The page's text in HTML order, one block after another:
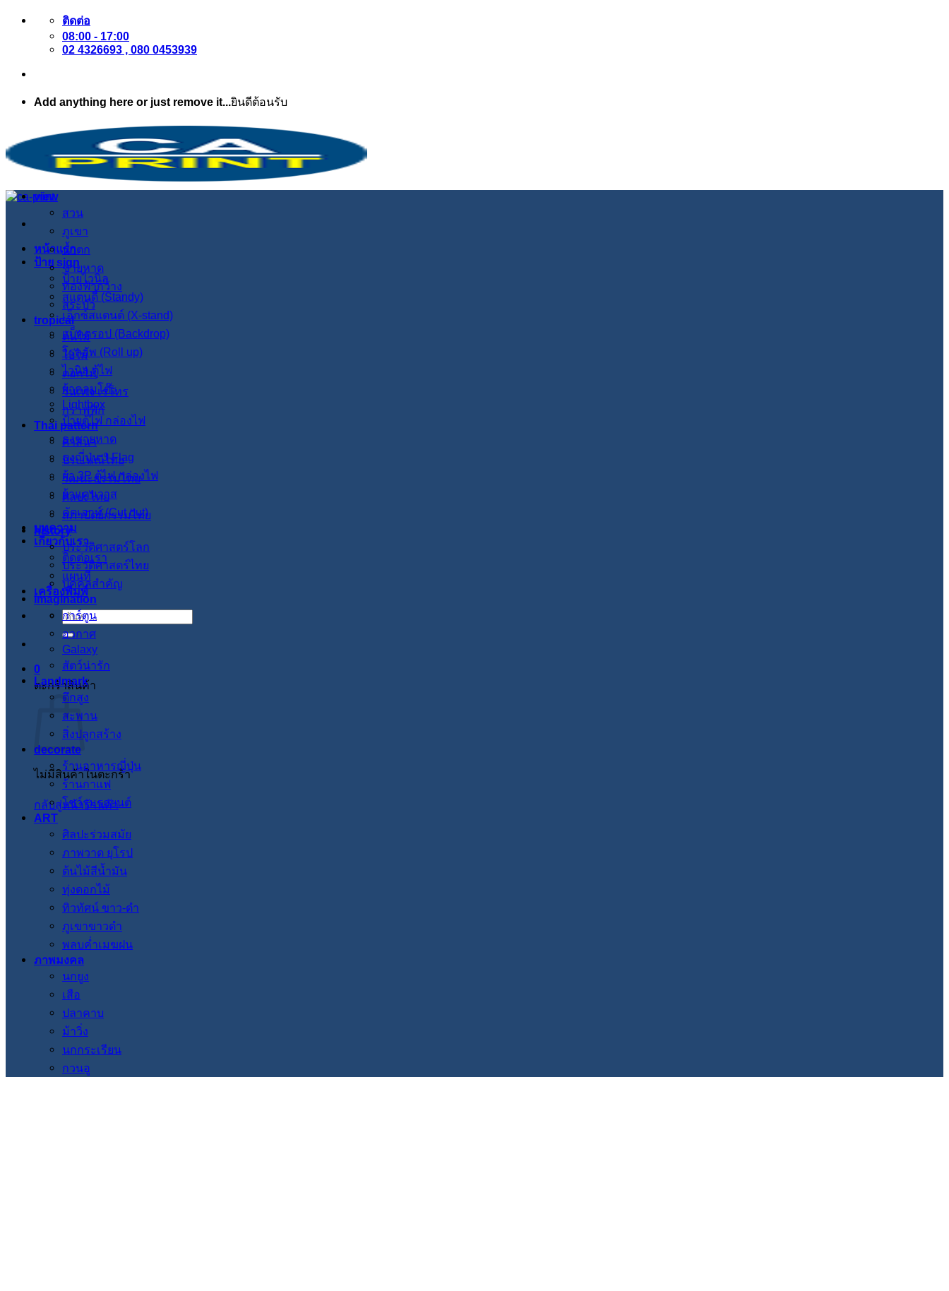
ข้าม
เนื้อหา
ติดต่อ
08:00 - 17:00
02 4326693 , 080 0453939
Add anything here or just remove it...ยินดีต้อนรับ
หน้าแรก
ป้าย sign
ป้ายไวนิล
สแตนดี้ (Standy)
เอ็กซ์สแตนด์ (X-stand)
แบ็คดรอป (Backdrop)
โรลอัพ (Roll up)
ไวนิล ตู้ไฟ
ผ้าคลุมโต๊ะ
Lightbox
ป้ายตู้ไฟ กล่องไฟ
ธงชายหาด
ธงญี่ปุ่น J-Flag
ผ้า 3P ตู้ไฟ กล่องไฟ
ผ้าแคนวาส
คัตเอาท์ (Cut out)
บทความ
เกี่ยวกับเรา
ติดต่อเรา
แผนที่
เครื่องพิมพ์
ค้นหา:
0
ตะกร้าสินค้า
ไม่มีสินค้าในตะกร้า
กลับสู่หน้าร้านค้า
view
สวน
ภูเขา
น้ำตก
ชายหาด
ท้องฟ้ากว้าง
สระบัว
tropical
ต้นไม้
ใบไม้
ดอกไม้
วินเทจ เรโทร
กราฟฟิก
Thai pattern
ศาสนา
ประเพณีไทย
วัฒนะธรรมไทย
ศิลปะไทย
สภาปัตย์กรรมไทย
history
ประวัติศาสตร์โลก
ประวัติศาสตร์ไทย
บุคคลสำคัญ
imagination
การ์ตูน
อวกาศ
Galaxy
สัตว์น่ารัก
Landmark
ตึกสูง
สะพาน
สิ่งปลูกสร้าง
decorate
ร้านอาหารญี่ปุ่น
ร้านกาแฟ
โชว์รูมรถยนต์
ART
ศิลปะร่วมสมัย
ภาพวาด ยุโรป
ต้นไม้สีน้ำมัน
ทุ่งดอกไม้
ทิวทัศน์ ขาว-ดำ
ภูเขาขาวดำ
พลบค่ำเมฆฝน
ภาพมงคล
นกยูง
เสือ
ปลาคาบ
ม้าวิ่ง
นกกระเรียน
กวนอู